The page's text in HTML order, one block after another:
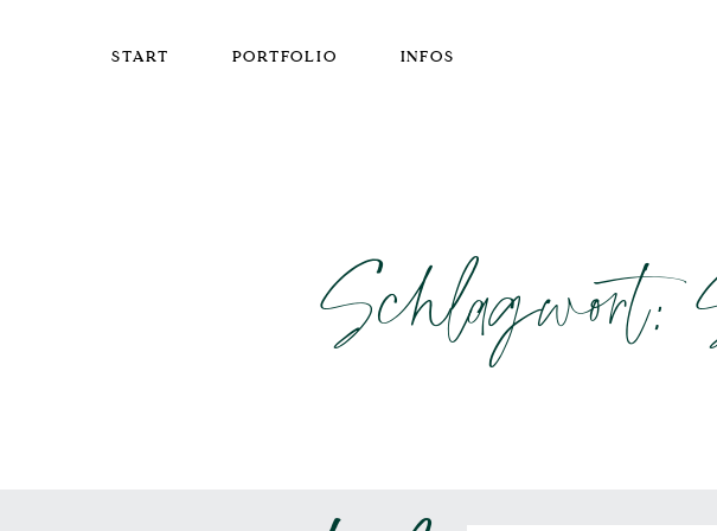
START PORTFOLIO INFOS
Schlagwort: